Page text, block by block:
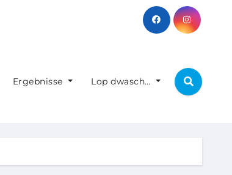
Ergebnisse Lop dwasch…